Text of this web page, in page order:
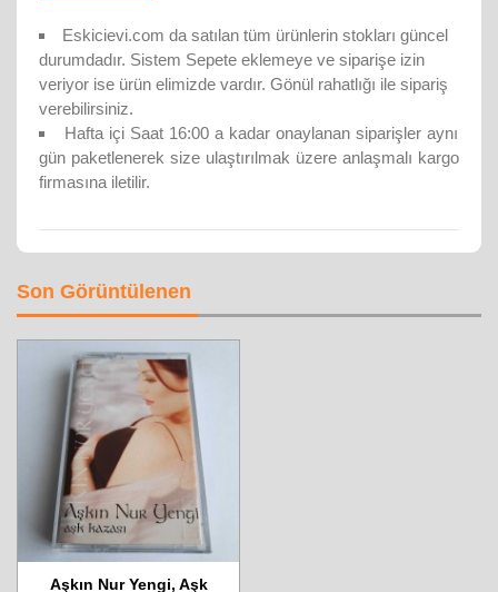
Eskicievi.com da satılan tüm ürünlerin stokları güncel
durumdadır. Sistem Sepete eklemeye ve siparişe izin
veriyor ise ürün elimizde vardır. Gönül rahatlığı ile sipariş
verebilirsiniz.
Hafta içi Saat 16:00 a kadar onaylanan siparişler aynı
gün paketlenerek size ulaştırılmak üzere anlaşmalı kargo
firmasına iletilir.
Son Görüntülenen
Aşkın Nur Yengi, Aşk